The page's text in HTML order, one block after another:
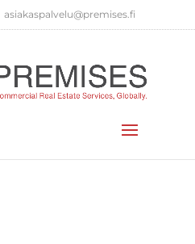
asiakaspalvelu@premises.fi